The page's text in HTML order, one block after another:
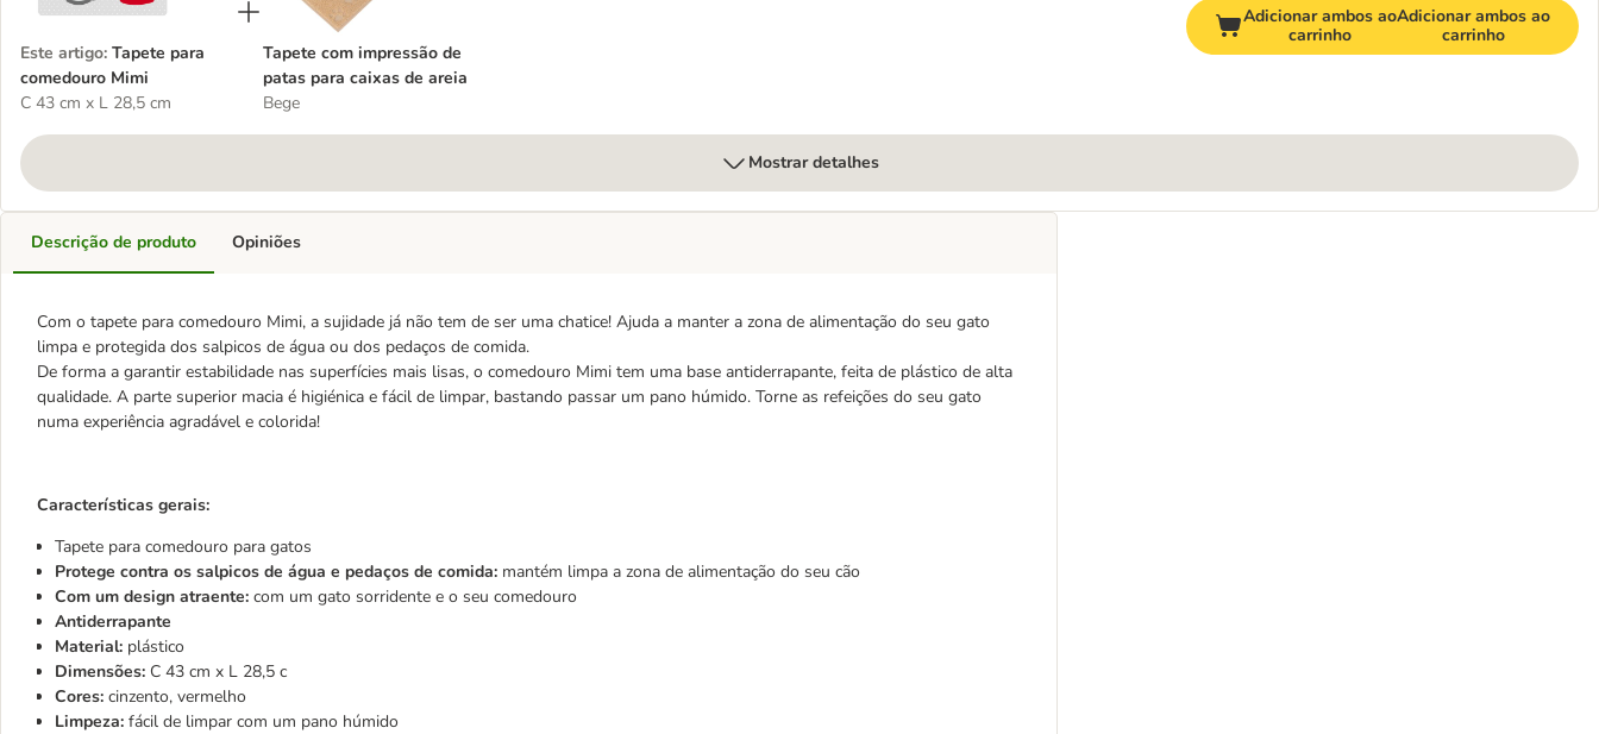
Este artigo: Tapete para
comedouro Mimi
C 43 cm x L 28,5 cm
Tapete com impressão de
patas para caixas de areia
Bege
Adicionar ambos ao
carrinho
Adicionar ambos ao
carrinho
Mostrar detalhes
Descrição de produto
Com o tapete para comedouro Mimi, a sujidade já não tem de ser uma chatice! Ajuda a manter a zona de alimentação do seu gato
limpa e protegida dos salpicos de água ou dos pedaços de comida.
De forma a garantir estabilidade nas superfícies mais lisas, o comedouro Mimi tem uma base antiderrapante, feita de plástico de alta
qualidade. A parte superior macia é higiénica e fácil de limpar, bastando passar um pano húmido. Torne as refeições do seu gato
numa experiência agradável e colorida!
Características gerais:
Tapete para comedouro para gatos
Protege contra os salpicos de água e pedaços de comida: mantém limpa a zona de alimentação do seu cão
Com um design atraente: com um gato sorridente e o seu comedouro
Antiderrapante
Material: plástico
Dimensões: C 43 cm x L 28,5 c
Cores: cinzento, vermelho
Limpeza: fácil de limpar com um pano húmido
Opiniões